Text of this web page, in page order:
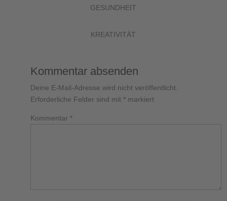
GESUNDHEIT
KREATIVITÄT
Kommentar absenden
Deine E-Mail-Adresse wird nicht veröffentlicht.
Erforderliche Felder sind mit * markiert
Kommentar *